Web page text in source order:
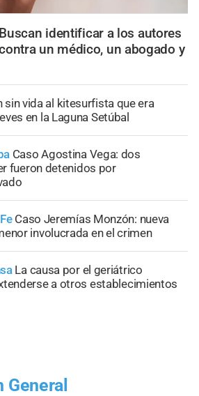
Buscan identificar a los autores
un médico, un abogado y
sin vida al kitesurfista que era
en la Laguna Setúbal
Caso Agostina Vega: dos
fueron detenidos por
Caso Jeremías Monzón: nueva
involucrada en el crimen
La causa por el geriátrico
a otros establecimientos